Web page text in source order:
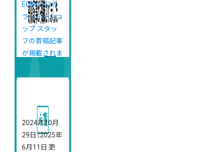
ECMO』にカ
ラーミーショ
ップ スタッ
フの寄稿記事
が掲載されま
した
2024年10月
29日 （2025年
6月11日 更